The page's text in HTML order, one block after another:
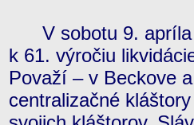
V sobotu 9. apríla
k 61. výročiu
Považí – v Beckove
centralizačné